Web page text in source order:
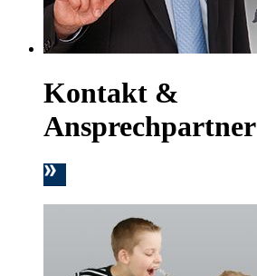
Kontakt &
Ansprechpartner